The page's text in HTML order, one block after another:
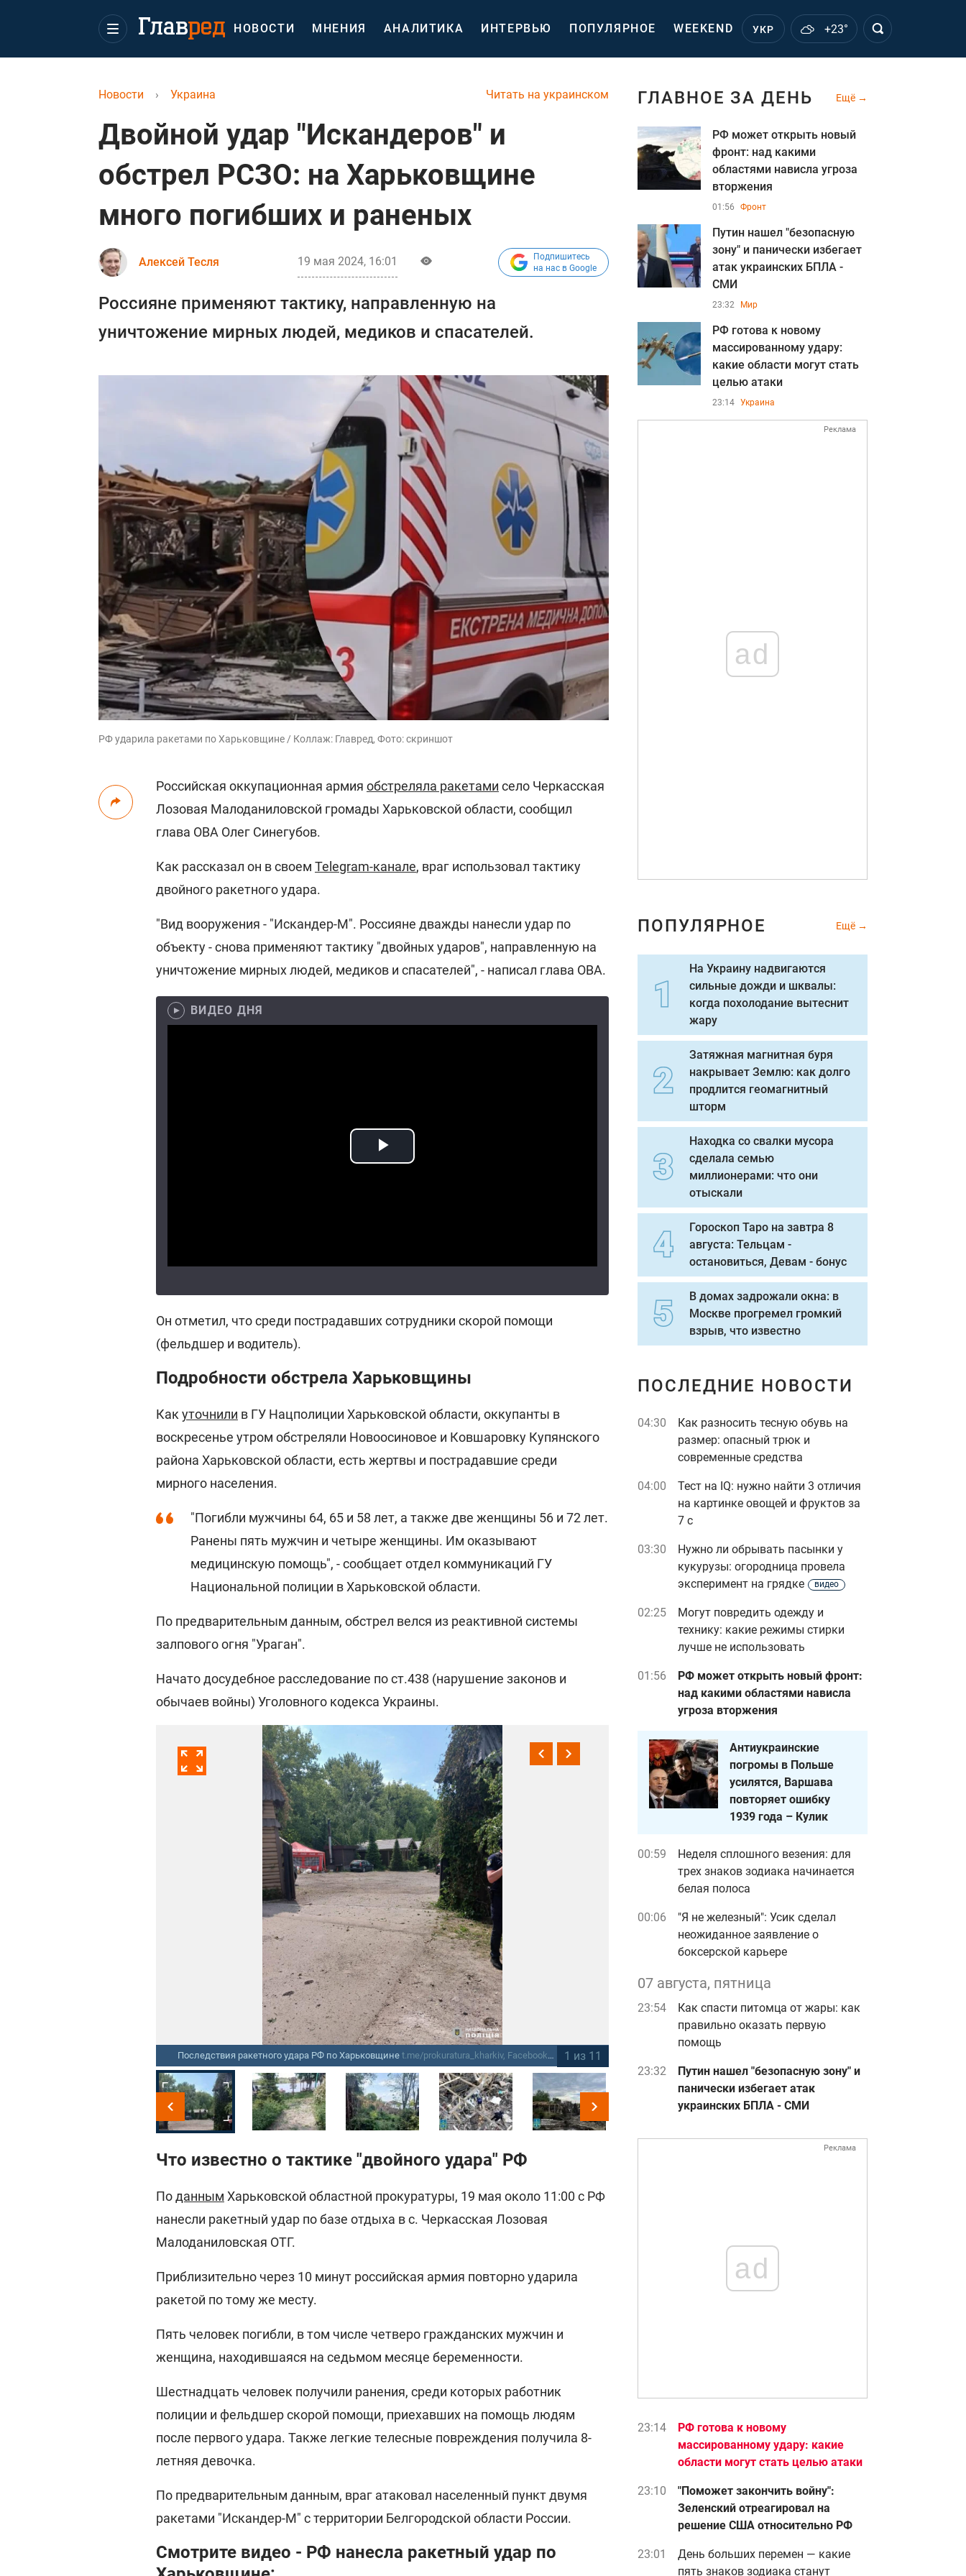
НОВОСТИ МНЕНИЯ АНАЛИТИКА ИНТЕРВЬЮ ПОПУЛЯРНОЕ WEEKEND УКР +23°
Читать на украинском
Новости › Украина
Двойной удар "Искандеров" и
обстрел РСЗО: на Харьковщине
много погибших и раненых
Алексей Тесля 19 мая 2024, 16:01
Подпишитесь
на нас в Google
Россияне применяют тактику, направленную на
уничтожение мирных людей, медиков и спасателей.
РФ ударила ракетами по Харьковщине / Коллаж: Главред, Фото: скриншот
Российская оккупационная армия обстреляла ракетами село Черкасская
Лозовая Малоданиловской громады Харьковской области, сообщил
глава ОВА Олег Синегубов.
Как рассказал он в своем Telegram-канале, враг использовал тактику
двойного ракетного удара.
"Вид вооружения - "Искандер-М". Россияне дважды нанесли удар по
объекту - снова применяют тактику "двойных ударов", направленную на
уничтожение мирных людей, медиков и спасателей", - написал глава ОВА.
ВИДЕО ДНЯ
Он отметил, что среди пострадавших сотрудники скорой помощи
(фельдшер и водитель).
Подробности обстрела Харьковщины
Как уточнили в ГУ Нацполиции Харьковской области, оккупанты в
воскресенье утром обстреляли Новоосиновое и Ковшаровку Купянского
района Харьковской области, есть жертвы и пострадавшие среди
мирного населения.
"Погибли мужчины 64, 65 и 58 лет, а также две женщины 56 и 72 лет.
Ранены пять мужчин и четыре женщины. Им оказывают
медицинскую помощь", - сообщает отдел коммуникаций ГУ
Национальной полиции в Харьковской области.
По предварительным данным, обстрел велся из реактивной системы
залпового огня "Ураган".
Начато досудебное расследование по ст.438 (нарушение законов и
обычаев войны) Уголовного кодекса Украины.
Последствия ракетного удара РФ по Харьковщине t.me/prokuratura_kharkiv, Facebook/police.kharkov 1 из 11
Что известно о тактике "двойного удара" РФ
Поданным Харьковской областной прокуратуры, 19 мая около 11:00 с РФ
нанесли ракетный удар по базе отдыха в с. Черкасская Лозовая
Малоданиловская ОТГ.
Приблизительно через 10 минут российская армия повторно ударила
ракетой по тому же месту.
Пять человек погибли, в том числе четверо гражданских мужчин и
женщина, находившаяся на седьмом месяце беременности.
Шестнадцать человек получили ранения, среди которых работник
полиции и фельдшер скорой помощи, приехавших на помощь людям
после первого удара. Также легкие телесные повреждения получила 8-
летняя девочка.
По предварительным данным, враг атаковал населенный пункт двумя
ракетами "Искандер-М" с территории Белгородской области России.
Смотрите видео - РФ нанесла ракетный удар по
ГЛАВНОЕ ЗА ДЕНЬ Ещё
РФ может открыть новый
фронт: над какими
областями нависла угроза
вторжения
01:56 Фронт
Путин нашел "безопасную
зону" и панически избегает
атак украинских БПЛА -
СМИ
23:32 Мир
РФ готова к новому
массированному удару:
какие области могут стать
целью атаки
23:14 Украина
Реклама
ad
ПОПУЛЯРНОЕ Ещё
На Украину надвигаются
сильные дожди и шквалы:
когда похолодание вытеснит
жару
Затяжная магнитная буря
накрывает Землю: как долго
продлится геомагнитный
шторм
Находка со свалки мусора
сделала семью
миллионерами: что они
отыскали
Гороскоп Таро на завтра 8
августа: Тельцам -
остановиться, Девам - бонус
В домах задрожали окна: в
Москве прогремел громкий
взрыв, что известно
ПОСЛЕДНИЕ НОВОСТИ
04:30
Как разносить тесную обувь на
размер: опасный трюк и
современные средства
04:00
Тест на IQ: нужно найти 3 отличия
на картинке овощей и фруктов за
7 с
03:30
Нужно ли обрывать пасынки у
кукурузы: огородница провела
эксперимент на грядке
видео
02:25
Могут повредить одежду и
технику: какие режимы стирки
лучше не использовать
01:56
РФ может открыть новый фронт:
над какими областями нависла
угроза вторжения
Антиукраинские
погромы в Польше
усилятся, Варшава
повторяет ошибку
1939 года – Кулик
00:59
Неделя сплошного везения: для
трех знаков зодиака начинается
белая полоса
00:06
"Я не железный": Усик сделал
неожиданное заявление о
боксерской карьере
07 августа, пятница
23:54
Как спасти питомца от жары: как
правильно оказать первую
помощь
23:32
Путин нашел "безопасную зону" и
панически избегает атак
украинских БПЛА - СМИ
Реклама
ad
23:14
РФ готова к новому
массированному удару: какие
области могут стать целью атаки
23:10
"Поможет закончить войну":
Зеленский отреагировал на
решение США относительно РФ
23:01
День больших перемен — какие
пять знаков зодиака станут